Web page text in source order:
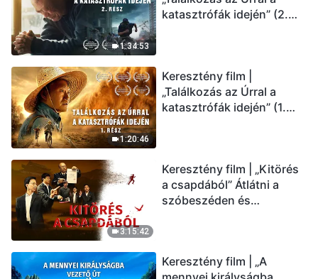
1:34:53
katasztrófák idején” (2.
országába? (Magyar
szinkron)
1:20:46
Keresztény film |
„Találkozás az Úrral a
katasztrófák idején” (1.
3:15:42
Keresztény film | „Kitörés
a csapdából” Átlátni a
szóbeszéden és
Keresztény film | „A